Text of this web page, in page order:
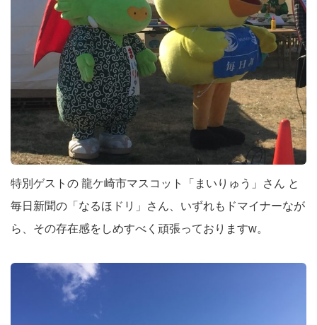
特別ゲストの 龍ケ崎市マスコット「まいりゅう」さん と
毎日新聞の「なるほドリ」さん、いずれもドマイナーなが
ら、その存在感をしめすべく頑張っておりますw。